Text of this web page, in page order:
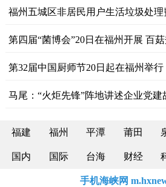
福州五城区非居民用户生活垃圾处
第四届“菌博会”20日在福州开展 百
第32届中国厨师节20日起在福州举行
马尾：“火炬先锋”阵地讲述企业党建
福建 福州 平潭 莆田
国内 国际 台海 财经
手机海峡网